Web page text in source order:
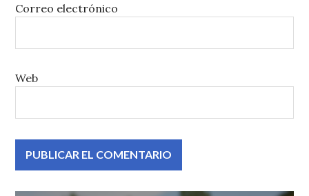
Correo electrónico
Web